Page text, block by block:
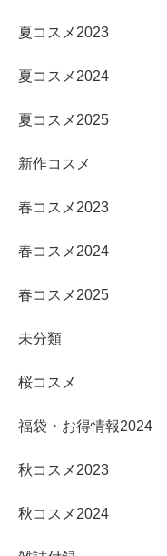
夏コスメ2023
夏コスメ2024
夏コスメ2025
新作コスメ
春コスメ2023
春コスメ2024
春コスメ2025
未分類
桜コスメ
福袋・お得情報2024
秋コスメ2023
秋コスメ2024